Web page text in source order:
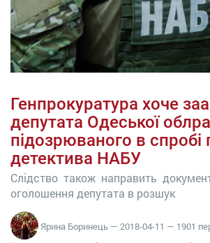
Генпрокуратура хоче
депутата Одеської
підозрюваного в спробі
детектива НАБУ
Слідство також направить
оголошення депутата в розшук
Ярина Боринець — 2018-04-11 — 1901